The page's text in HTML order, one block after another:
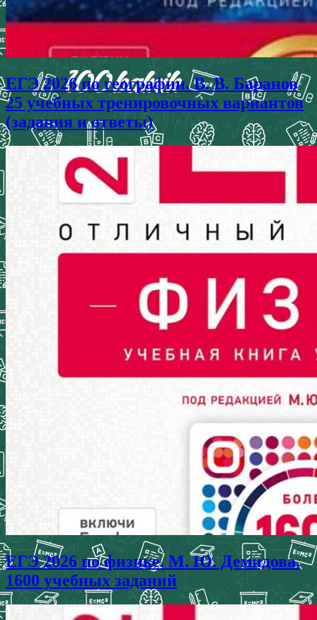
ЕГЭ 2026 по географии. В. В. Баранов
25 учебных тренировочных вариантов
(задания и ответы)
ЕГЭ 2026 по физике. М. Ю. Демидова.
1600 учебных заданий